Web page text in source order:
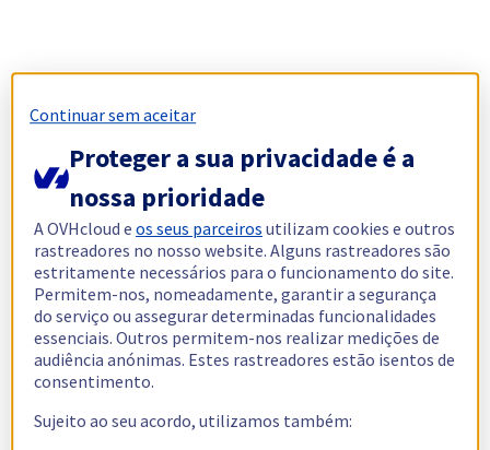
Continuar sem aceitar
Proteger a sua privacidade é a
nossa prioridade
A OVHcloud eos seus parceiros utilizam cookies e outros
rastreadores no nosso website. Alguns rastreadores são
estritamente necessários para o funcionamento do site.
Permitem-nos, nomeadamente, garantir a segurança
do serviço ou assegurar determinadas funcionalidades
essenciais. Outros permitem-nos realizar medições de
audiência anónimas. Estes rastreadores estão isentos de
consentimento.
Sujeito ao seu acordo, utilizamos também: